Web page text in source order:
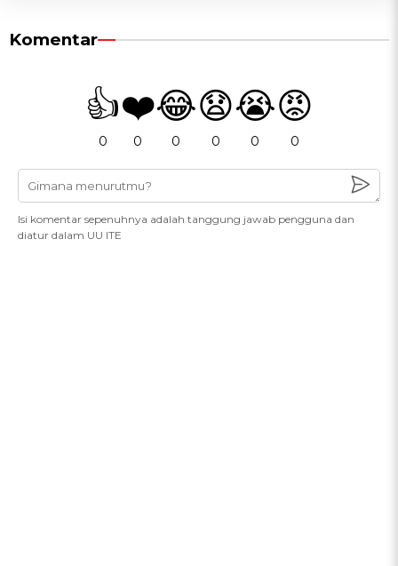
Komentar
👍
0
❤️
0
😂
0
😧
0
😭
0
😡
0
Isi komentar sepenuhnya adalah tanggung jawab pengguna dan
diatur dalam UU ITE